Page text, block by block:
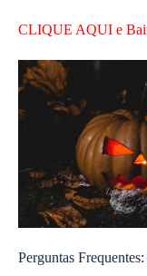
CLIQUE AQUI e
Perguntas